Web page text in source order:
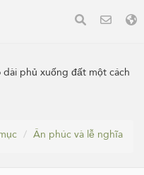
phủ xuống đất một cách
Ân phúc và lễ nghĩa